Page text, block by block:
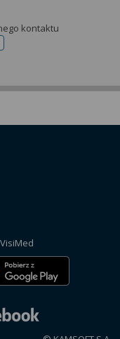
kontaktu
rejestracji